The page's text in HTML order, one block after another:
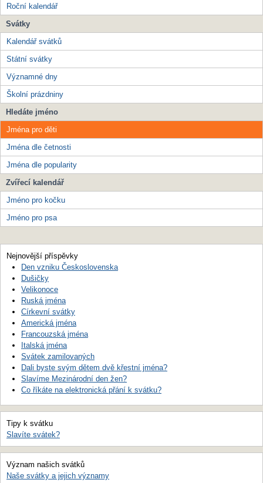
Roční kalendář
Svátky
Kalendář svátků
Státní svátky
Významné dny
Školní prázdniny
Hledáte jméno
Jména pro děti
Jména dle četnosti
Jména dle popularity
Zvířecí kalendář
Jméno pro kočku
Jméno pro psa
Nejnovější příspěvky
Den vzniku Československa
Dušičky
Velikonoce
Ruská jména
Církevní svátky
Americká jména
Francouzská jména
Italská jména
Svátek zamilovaných
Dali byste svým dětem dvě křestní jména?
Slavíme Mezinárodní den žen?
Co říkáte na elektronická přání k svátku?
Tipy k svátku
Slavíte svátek?
Význam našich svátků
Naše svátky a jejich významy